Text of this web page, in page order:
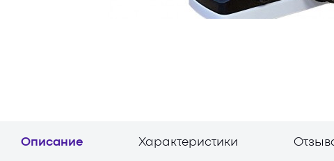
Описание Характеристики